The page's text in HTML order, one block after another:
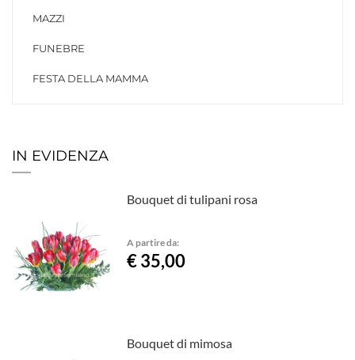
MAZZI
FUNEBRE
FESTA DELLA MAMMA
IN EVIDENZA
Bouquet di tulipani rosa
A partire da:
€ 35,00
Bouquet di mimosa